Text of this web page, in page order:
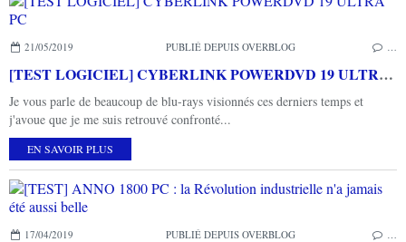
21/05/2019 PUBLIÉ DEPUIS OVERBLOG
[TEST LOGICIEL] CYBERLINK POWERDVD 19 ULTRA PC
Je vous parle de beaucoup de blu-rays visionnés ces derniers temps et
j'avoue que je me suis retrouvé confronté...
EN SAVOIR PLUS
17/04/2019 PUBLIÉ DEPUIS OVERBLOG